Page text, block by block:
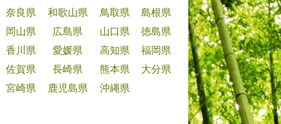
奈良県
和歌山県 鳥取県
島根県
岡山県
広島県 山口県
徳島県
香川県
愛媛県 高知県
福岡県
佐賀県
長崎県 熊本県
大分県
宮崎県
鹿児島県 沖縄県